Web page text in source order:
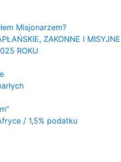
Misjonarzem?
ZAKONNE I MISYJNE
ROKU
/ 1,5% podatku